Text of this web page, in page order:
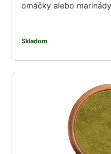
omáčky alebo
Skladom